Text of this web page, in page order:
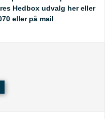
Hedbox udvalg hereller
eller på mail